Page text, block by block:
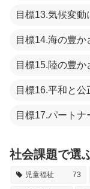
目標13.気候変
目標14.海の豊か
目標15.陸の豊か
目標16.平和と
目標17.パートナ
社会課題で選
児童福祉 73